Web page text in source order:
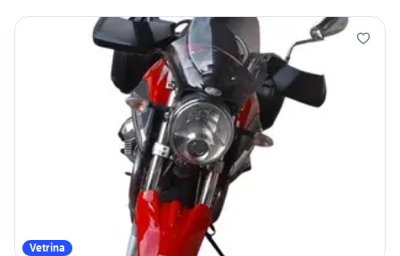
Vetrina